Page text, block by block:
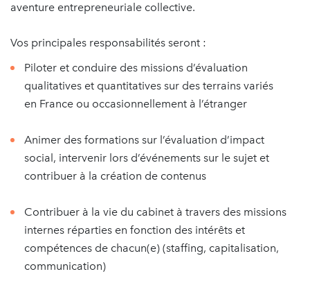
aventure entrepreneuriale collective.
Vos principales responsabilités seront :
Piloter et conduire des missions d’évaluation
qualitatives et quantitatives sur des terrains variés
en France ou occasionnellement à l’étranger
Animer des formations sur l’évaluation d’impact
social, intervenir lors d’événements sur le sujet et
contribuer à la création de contenus
Contribuer à la vie du cabinet à travers des missions
internes réparties en fonction des intérêts et
compétences de chacun(e) (staffing, capitalisation,
communication)